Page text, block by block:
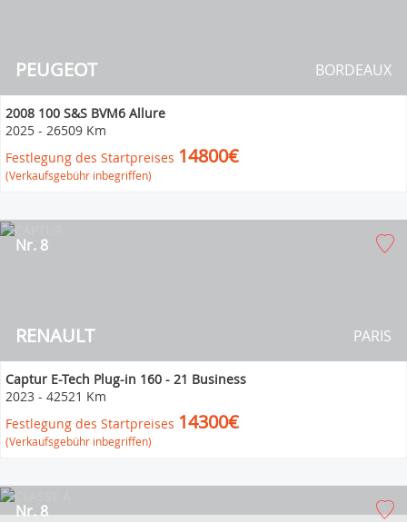
PEUGEOT BORDEAUX
2008 100 S&S BVM6 Allure
2025 - 26509 Km
Festlegung des Startpreises 14800€
(Verkaufsgebühr inbegriffen)
RENAULT
Nr. 8
PARIS
Captur E-Tech Plug-in 160 - 21 Business
2023 - 42521 Km
Festlegung des Startpreises 14300€
(Verkaufsgebühr inbegriffen)
Nr. 8